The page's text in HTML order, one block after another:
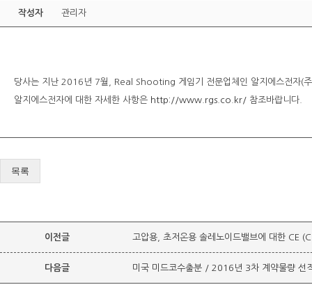
작성자 관리자
당사는 지난 2016년 7월, Real Shooting 게임기 전문업체인 알지에스전자(
알지에스전자에 대한 자세한 사항은 http://www.rgs.co.kr/ 참조바랍니다.
목록
이전글 고압용, 초저온용 솔레노이드밸브에 대한
다음글 미국 미드코수출분 / 2016년 3차 계약물량 선